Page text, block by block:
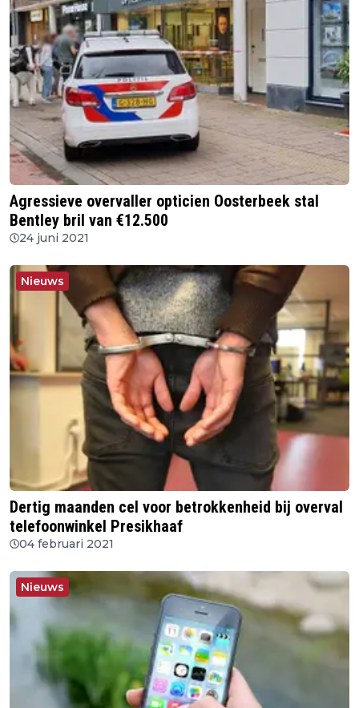
Agressieve overvaller opticien Oosterbeek stal
Bentley bril van €12.500
24 juni 2021
Nieuws
Dertig maanden cel voor betrokkenheid bij overval
telefoonwinkel Presikhaaf
04 februari 2021
Nieuws